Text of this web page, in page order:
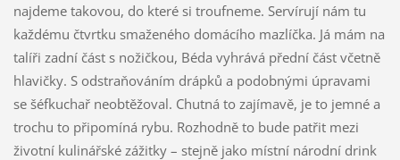
najdeme takovou, do které si troufneme. Servírují nám tu
každému čtvrtku smaženého domácího mazlíčka. Já mám na
talíři zadní část s nožičkou, Béda vyhrává přední část včetně
hlavičky. S odstraňováním drápků a podobnými úpravami
se šéfkuchař neobtěžoval. Chutná to zajímavě, je to jemné a
trochu to připomíná rybu. Rozhodně to bude patřit mezi
životní kulinářské zážitky – stejně jako místní národní drink